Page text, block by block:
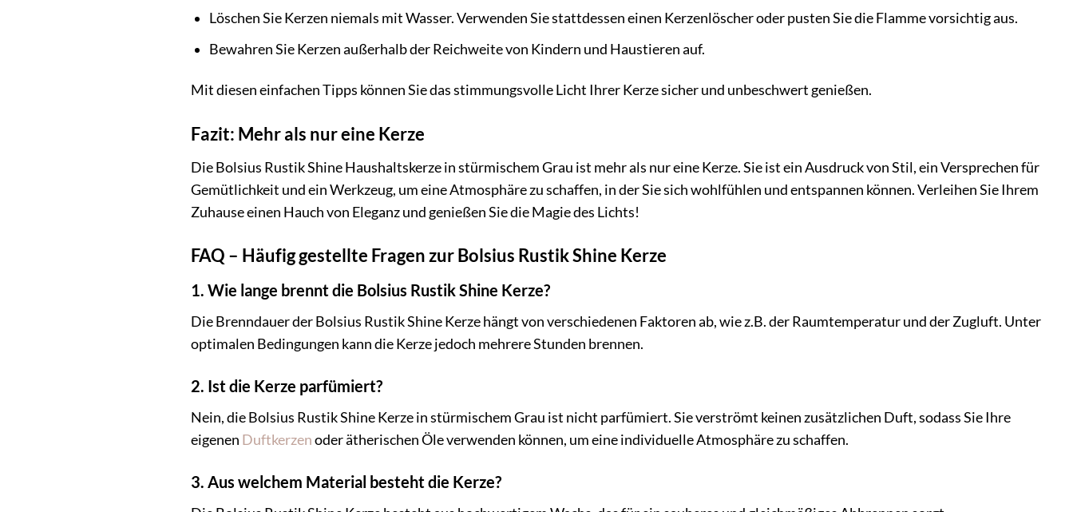
Löschen Sie Kerzen niemals mit Wasser. Verwenden Sie stattdessen einen Kerzenlöscher oder pusten Sie die Flamme vorsichtig aus.
Bewahren Sie Kerzen außerhalb der Reichweite von Kindern und Haustieren auf.
Mit diesen einfachen Tipps können Sie das stimmungsvolle Licht Ihrer Kerze sicher und unbeschwert genießen.
Fazit: Mehr als nur eine Kerze
Die Bolsius Rustik Shine Haushaltskerze in stürmischem Grau ist mehr als nur eine Kerze. Sie ist ein Ausdruck von Stil, ein Versprechen für
Gemütlichkeit und ein Werkzeug, um eine Atmosphäre zu schaffen, in der Sie sich wohlfühlen und entspannen können. Verleihen Sie Ihrem
Zuhause einen Hauch von Eleganz und genießen Sie die Magie des Lichts!
FAQ – Häufig gestellte Fragen zur Bolsius Rustik Shine Kerze
1. Wie lange brennt die Bolsius Rustik Shine Kerze?
Die Brenndauer der Bolsius Rustik Shine Kerze hängt von verschiedenen Faktoren ab, wie z.B. der Raumtemperatur und der Zugluft. Unter
optimalen Bedingungen kann die Kerze jedoch mehrere Stunden brennen.
2. Ist die Kerze parfümiert?
Nein, die Bolsius Rustik Shine Kerze in stürmischem Grau ist nicht parfümiert. Sie verströmt keinen zusätzlichen Duft, sodass Sie Ihre
eigenen Duftkerzenoder ätherischen Öle verwenden können, um eine individuelle Atmosphäre zu schaffen.
3. Aus welchem Material besteht die Kerze?